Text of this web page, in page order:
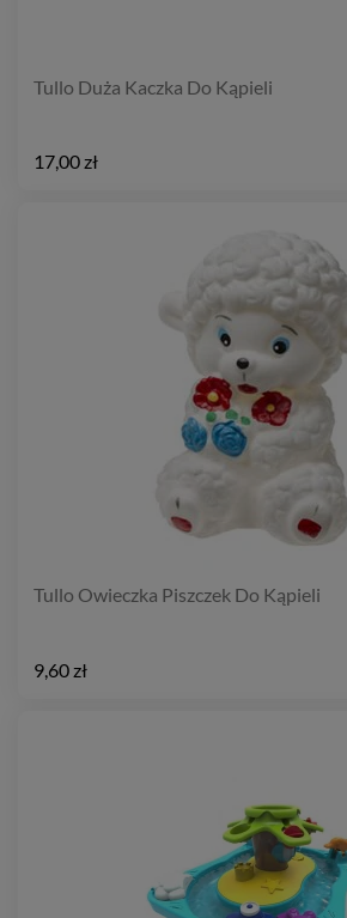
Tullo Duża Kaczka Do Kąpieli
17,00 zł
Tullo Owieczka Piszczek Do Kąpieli
9,60 zł